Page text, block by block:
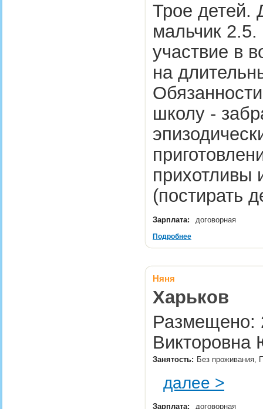
Трое детей.
мальчик
участвие в
на
школу -
прихотливы
(постирать
Зарплата: договорная
Подробнее
Няня
Харьков
Размещено:
Викторовна
Занятость: Без проживания,
далее >
Зарплата: договорная